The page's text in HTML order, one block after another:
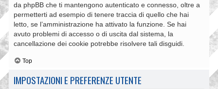
da phpBB che ti mantengono autenticato e connesso, oltre a
permetterti ad esempio di tenere traccia di quello che hai
letto, se l’amministrazione ha attivato la funzione. Se hai
avuto problemi di accesso o di uscita dal sistema, la
cancellazione dei cookie potrebbe risolvere tali disguidi.
Top
IMPOSTAZIONI E PREFERENZE UTENTE